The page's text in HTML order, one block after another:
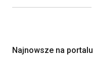
Najnowsze na portalu